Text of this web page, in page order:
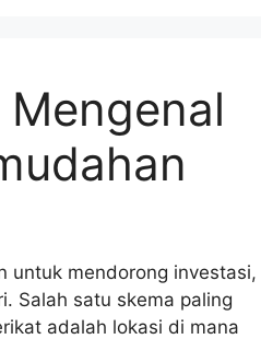
untuk mendorong investasi,
Salah satu skema paling
adalah lokasi di mana